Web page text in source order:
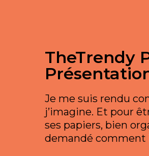
TheTrendy
Je me suis rendu
j’imagine. Et pour
ses papiers, bien
demandé comment